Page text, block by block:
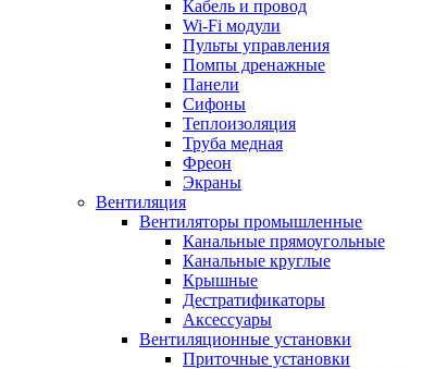
Кабель и провод
Wi-Fi модули
Пульты управления
Помпы дренажные
Панели
Сифоны
Теплоизоляция
Труба медная
Фреон
Экраны
Вентиляция
Вентиляторы промышленные
Канальные прямоугольные
Канальные круглые
Крышные
Дестратификаторы
Аксессуары
Вентиляционные установки
Приточные установки